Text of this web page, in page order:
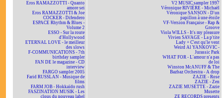
Eros RAMAZZOTTI - Quanto
amore sei
Eros RAMAZZOTTI & Joe
COCKER - Difendero
ESPACE Rhythm & Blues -
Volume 2
ESSO - Sur la route
d'Hollywood
ETERNAL LOVE - le meilleur
des slows
F-COMMUNICATIONS - 7th
birthday sampler
FAN DE le magazine - CD
interview
FARGO sampler 2005
Farid RUSSLAN - Musique de
films
FARM JOB - Hokkaïdo rush
FASZINATION MUSIK - Les
clous du nouveau label
V2 MUSIC sampler 1997
Véronique RIVIÈRE - Michaël
Véronique SANSON - D'un
papillon à une étoile
VF-Version Française - Rap &
Groove
Viola WILLS - It's my pleasure
Vivien SAVAGE - La p'tite
Lady + C'est qu'le vent
Weird Al YANKOVIC -
Jurassic Park
WHAT FOR - L'amour n'a pas
de loi
Winston McANUFF & The
Bazbaz Orchestra - A drop
ZAZIE - Rose
ZAZIE - Zen
ZAZIE MUSETTE - Zazie
Musette
ZE RECORDS presents